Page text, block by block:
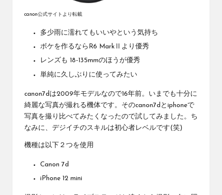
canon公式サイトより転載
多少雨に濡れてもいいやという気持ち
ボケを作るならR6 MarkⅡより優秀
レンズも 18-135mmのほうが優秀
単純に久しぶりに使ってみたい
canon7dは2009年モデルなので16年前。いまでも十分に
綺麗な写真が撮れる機体です。そのcanon7dとiphoneで
写真を撮り比べてみたくなったので試してみました。ち
なみに、デジイチのスキルは初心者レベルです(笑)
機種は以下２つを使用
Canon 7d
iPhone 12 mini